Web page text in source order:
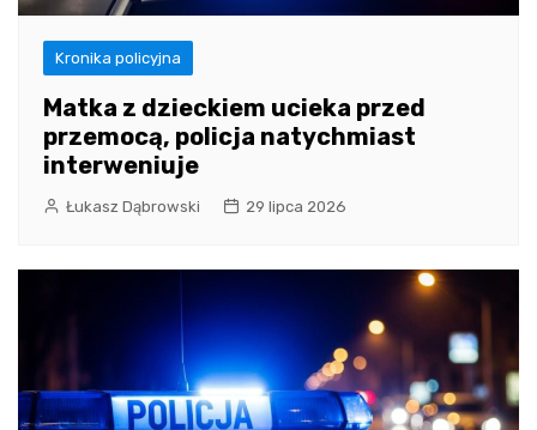
Kronika policyjna
Matka z dzieckiem ucieka przed
przemocą, policja natychmiast
interweniuje
Łukasz Dąbrowski 29 lipca 2026